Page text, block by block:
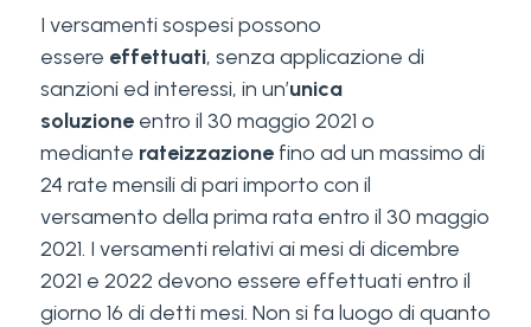
I versamenti sospesi possono
essere effettuati, senza applicazione di
sanzioni ed interessi, in un’unica
soluzione entro il 30 maggio 2021 o
mediante rateizzazionefino ad un massimo di
24 rate mensili di pari importo con il
versamento della prima rata entro il 30 maggio
2021. I versamenti relativi ai mesi di dicembre
2021 e 2022 devono essere effettuati entro il
giorno 16 di detti mesi. Non si fa luogo di quanto